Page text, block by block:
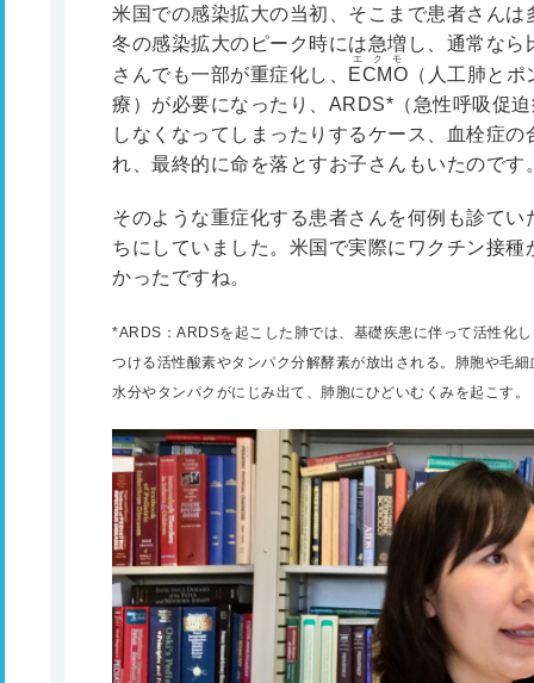
米国での感染拡大の当初、そこまで患者さん
冬の感染拡大のピーク時には急増し、通常な
さんでも一部が重症化し、
ECMO
エクモ
（人工肺と
療）が必要になったり、ARDS* （急性呼吸促
しなくなってしまったりするケース、血栓症
れ、最終的に命を落とすお子さんもいたのです
そのような重症化する患者さんを何例も診て
ちにしていました。米国で実際にワクチン接
かったですね。
*ARDS：ARDSを起こした肺では、基礎疾患に伴って活性化
つける活性酸素やタンパク分解酵素が放出される。肺胞や毛
水分やタンパクがにじみ出て、肺胞にひどいむくみを起こす。